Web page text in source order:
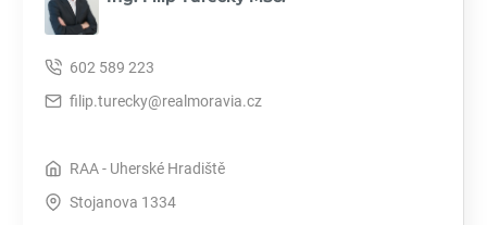
602 589 223
filip.turecky@realmoravia.cz
RAA - Uherské Hradiště
Stojanova 1334